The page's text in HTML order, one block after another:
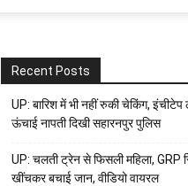
Recent Posts
UP: बारिश में भी नहीं रुकी चेकिंग,
ऊंचाई नापती दिखी सहारनपुर पुलिस
UP: चलती ट्रेन से फिसली महिला, GRP
खींचकर बचाई जान, वीडियो वायरल